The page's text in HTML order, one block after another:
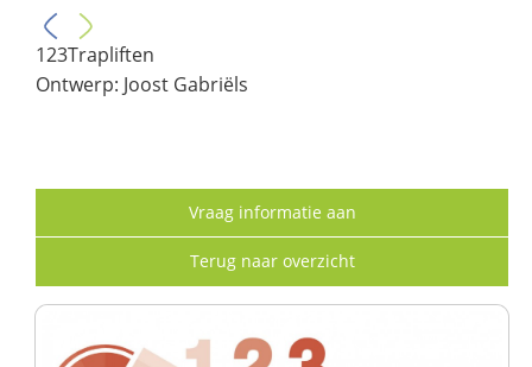
123Trapliften
Ontwerp: Joost Gabriëls
Vraag informatie aan
Terug naar overzicht